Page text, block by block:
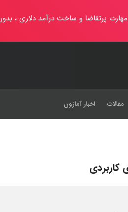
پرتقاضا و ساخت درآمد دلاری ،
مقالات اخبار آمازون